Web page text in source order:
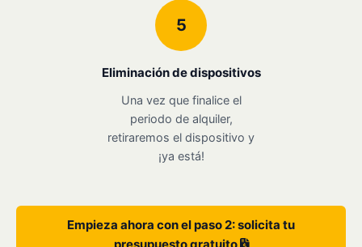
5
Eliminación de dispositivos
Una vez que finalice el
periodo de alquiler,
retiraremos el dispositivo y
¡ya está!
Empieza ahora con el paso 2: solicita tu